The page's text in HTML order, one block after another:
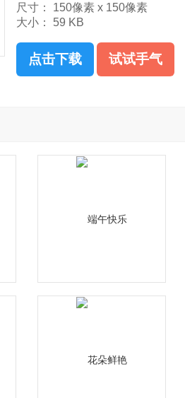
尺寸：
150像素 x 150像素
大小：
59 KB
点击下载 试试手气